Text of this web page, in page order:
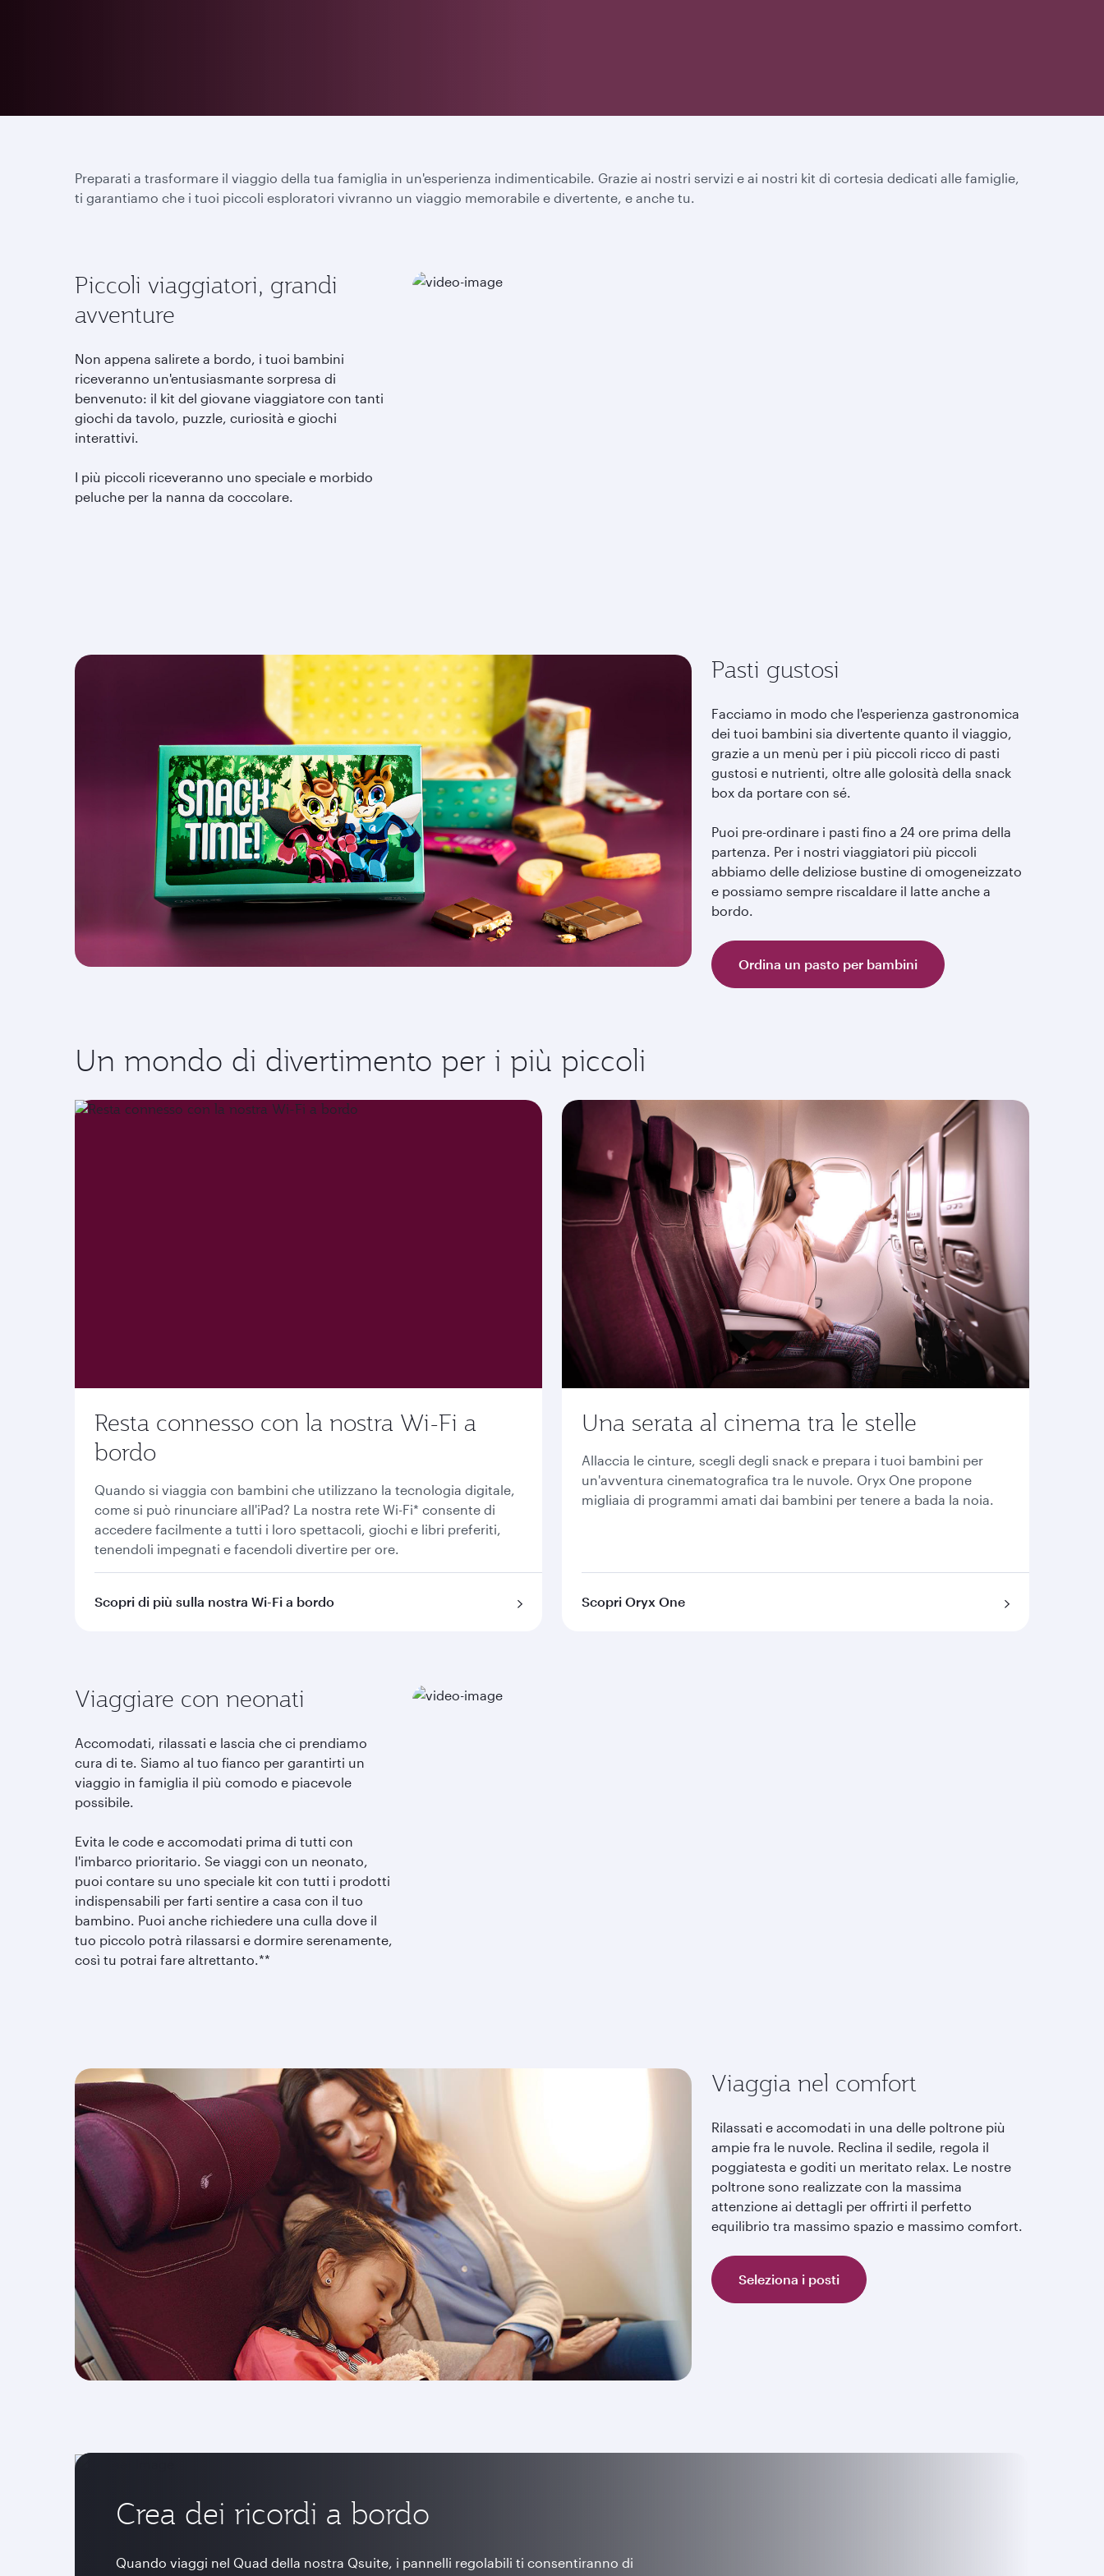
Preparati a trasformare il viaggio della tua famiglia in un'esperienza indimenticabile. Grazie ai nostri servizi e ai nostri kit di cortesia dedicati alle famiglie,
ti garantiamo che i tuoi piccoli esploratori vivranno un viaggio memorabile e divertente, e anche tu.
Piccoli viaggiatori, grandi
avventure
Non appena salirete a bordo, i tuoi bambini
riceveranno un'entusiasmante sorpresa di
benvenuto: il kit del giovane viaggiatore con tanti
giochi da tavolo, puzzle, curiosità e giochi
interattivi.
I più piccoli riceveranno uno speciale e morbido
peluche per la nanna da coccolare.
Pasti gustosi
Facciamo in modo che l'esperienza gastronomica
dei tuoi bambini sia divertente quanto il viaggio,
grazie a un menù per i più piccoli ricco di pasti
gustosi e nutrienti, oltre alle golosità della snack
box da portare con sé.
Puoi pre-ordinare i pasti fino a 24 ore prima della
partenza. Per i nostri viaggiatori più piccoli
abbiamo delle deliziose bustine di omogeneizzato
e possiamo sempre riscaldare il latte anche a
bordo.
Ordina un pasto per bambini
Un mondo di divertimento per i più piccoli
Resta connesso con la nostra Wi-Fi a
bordo
Quando si viaggia con bambini che utilizzano la tecnologia digitale,
come si può rinunciare all'iPad? La nostra rete Wi-Fi* consente di
accedere facilmente a tutti i loro spettacoli, giochi e libri preferiti,
tenendoli impegnati e facendoli divertire per ore.
Scopri di più sulla nostra Wi-Fi a bordo
Una serata al cinema tra le stelle
Allaccia le cinture, scegli degli snack e prepara i tuoi bambini per
un'avventura cinematografica tra le nuvole. Oryx One propone
migliaia di programmi amati dai bambini per tenere a bada la noia.
Scopri Oryx One
Viaggiare con neonati
Accomodati, rilassati e lascia che ci prendiamo
cura di te. Siamo al tuo fianco per garantirti un
viaggio in famiglia il più comodo e piacevole
possibile.
Evita le code e accomodati prima di tutti con
l'imbarco prioritario. Se viaggi con un neonato,
puoi contare su uno speciale kit con tutti i prodotti
indispensabili per farti sentire a casa con il tuo
bambino. Puoi anche richiedere una culla dove il
tuo piccolo potrà rilassarsi e dormire serenamente,
così tu potrai fare altrettanto.**
Viaggia nel comfort
Rilassati e accomodati in una delle poltrone più
ampie fra le nuvole. Reclina il sedile, regola il
poggiatesta e goditi un meritato relax. Le nostre
poltrone sono realizzate con la massima
attenzione ai dettagli per offrirti il perfetto
equilibrio tra massimo spazio e massimo comfort.
Seleziona i posti
Crea dei ricordi a bordo
Quando viaggi nel Quad della nostra Qsuite, i pannelli regolabili ti consentiranno di